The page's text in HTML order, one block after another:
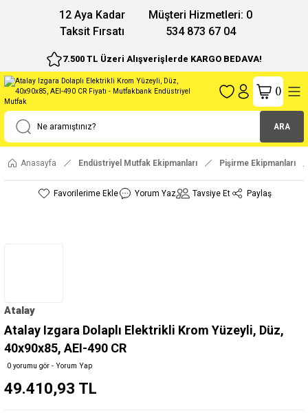
12 Aya Kadar
Taksit Fırsatı
Müşteri Hizmetleri: 0
534 873 67 04
7.500 TL Üzeri Alışverişlerde KARGO BEDAVA!
ARA
()
Anasayfa Endüstriyel Mutfak Ekipmanları Pişirme Ekipmanları
Yorum Yaz Tavsiye Et Paylaş
Atalay
Atalay Izgara Dolaplı Elektrikli Krom Yüzeyli, Düz,
40x90x85, AEI-490 CR
0 yorumu gör - Yorum Yap
49.410,93 TL